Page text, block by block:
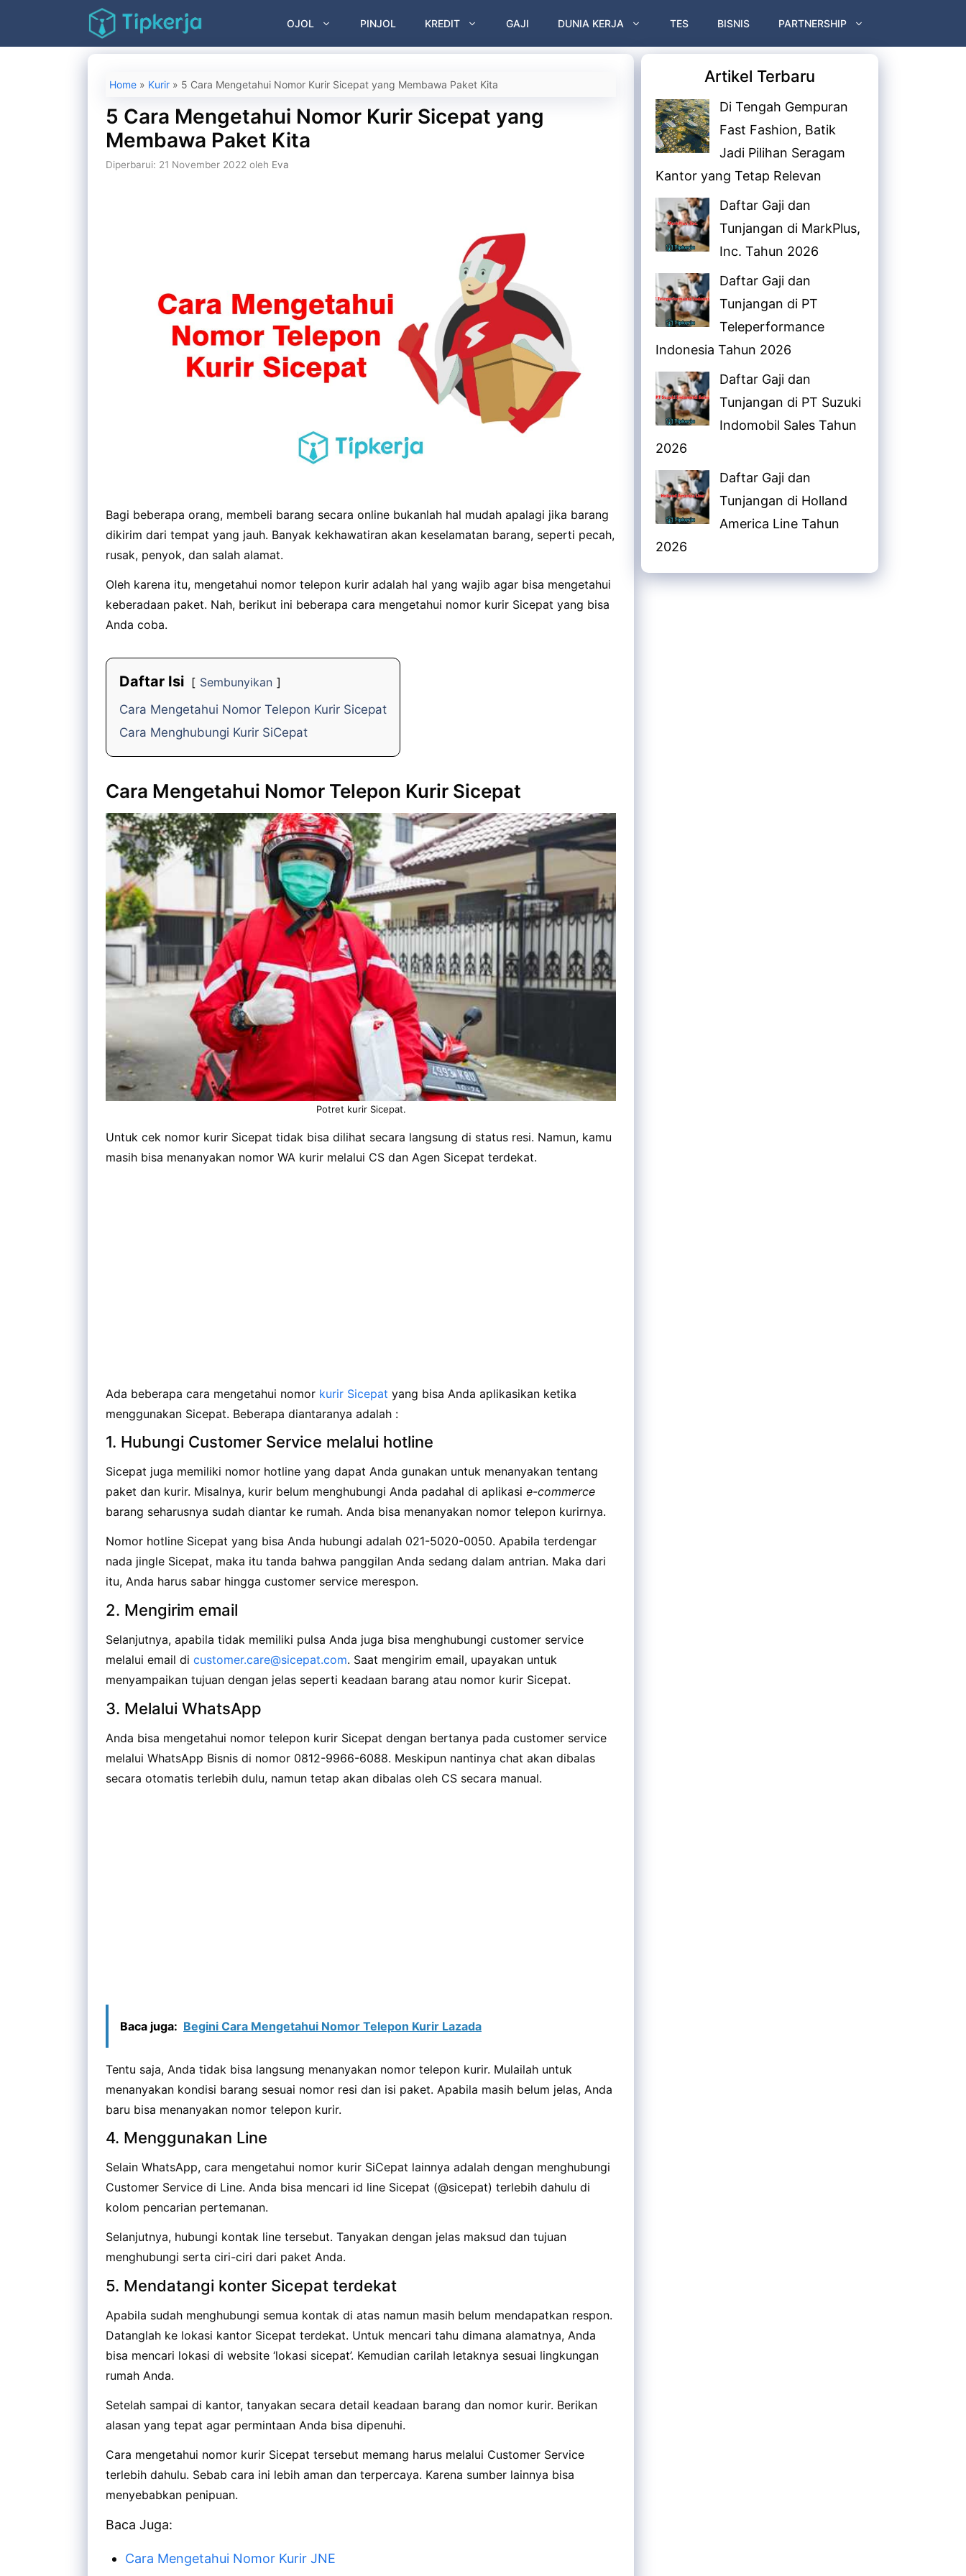
isi
OJOL PINJOL KREDIT GAJI DUNIA KERJA TES BISNIS PARTNERSHIP
Home » Kurir » 5 Cara Mengetahui Nomor Kurir Sicepat yang Membawa Paket Kita
5 Cara Mengetahui Nomor Kurir Sicepat yang
Membawa Paket Kita
Diperbarui: 21 November 2022 oleh Eva
Bagi beberapa orang, membeli barang secara online bukanlah hal mudah apalagi jika barang
dikirim dari tempat yang jauh. Banyak kekhawatiran akan keselamatan barang, seperti pecah,
rusak, penyok, dan salah alamat.
Oleh karena itu, mengetahui nomor telepon kurir adalah hal yang wajib agar bisa mengetahui
keberadaan paket. Nah, berikut ini beberapa cara mengetahui nomor kurir Sicepat yang bisa
Anda coba.
Daftar Isi
Sembunyikan
Cara Mengetahui Nomor Telepon Kurir Sicepat
Cara Menghubungi Kurir SiCepat
Cara Mengetahui Nomor Telepon Kurir Sicepat
Potret kurir Sicepat.
Untuk cek nomor kurir Sicepat tidak bisa dilihat secara langsung di status resi. Namun, kamu
masih bisa menanyakan nomor WA kurir melalui CS dan Agen Sicepat terdekat.
Ada beberapa cara mengetahui nomor kurir Sicepat yang bisa Anda aplikasikan ketika
menggunakan Sicepat. Beberapa diantaranya adalah :
1. Hubungi Customer Service melalui hotline
Sicepat juga memiliki nomor hotline yang dapat Anda gunakan untuk menanyakan tentang
paket dan kurir. Misalnya, kurir belum menghubungi Anda padahal di aplikasi e-commerce
barang seharusnya sudah diantar ke rumah. Anda bisa menanyakan nomor telepon kurirnya.
Nomor hotline Sicepat yang bisa Anda hubungi adalah 021-5020-0050. Apabila terdengar
nada jingle Sicepat, maka itu tanda bahwa panggilan Anda sedang dalam antrian. Maka dari
itu, Anda harus sabar hingga customer service merespon.
2. Mengirim email
Selanjutnya, apabila tidak memiliki pulsa Anda juga bisa menghubungi customer service
melalui email di customer.care@sicepat.com. Saat mengirim email, upayakan untuk
menyampaikan tujuan dengan jelas seperti keadaan barang atau nomor kurir Sicepat.
3. Melalui WhatsApp
Anda bisa mengetahui nomor telepon kurir Sicepat dengan bertanya pada customer service
melalui WhatsApp Bisnis di nomor 0812-9966-6088. Meskipun nantinya chat akan dibalas
secara otomatis terlebih dulu, namun tetap akan dibalas oleh CS secara manual.
Baca juga: Begini Cara Mengetahui Nomor Telepon Kurir Lazada
Tentu saja, Anda tidak bisa langsung menanyakan nomor telepon kurir. Mulailah untuk
menanyakan kondisi barang sesuai nomor resi dan isi paket. Apabila masih belum jelas, Anda
baru bisa menanyakan nomor telepon kurir.
4. Menggunakan Line
Selain WhatsApp, cara mengetahui nomor kurir SiCepat lainnya adalah dengan menghubungi
Customer Service di Line. Anda bisa mencari id line Sicepat (@sicepat) terlebih dahulu di
kolom pencarian pertemanan.
Selanjutnya, hubungi kontak line tersebut. Tanyakan dengan jelas maksud dan tujuan
menghubungi serta ciri-ciri dari paket Anda.
5. Mendatangi konter Sicepat terdekat
Apabila sudah menghubungi semua kontak di atas namun masih belum mendapatkan respon.
Datanglah ke lokasi kantor Sicepat terdekat. Untuk mencari tahu dimana alamatnya, Anda
bisa mencari lokasi di website ‘lokasi sicepat’. Kemudian carilah letaknya sesuai lingkungan
rumah Anda.
Setelah sampai di kantor, tanyakan secara detail keadaan barang dan nomor kurir. Berikan
alasan yang tepat agar permintaan Anda bisa dipenuhi.
Cara mengetahui nomor kurir Sicepat tersebut memang harus melalui Customer Service
terlebih dahulu. Sebab cara ini lebih aman dan terpercaya. Karena sumber lainnya bisa
menyebabkan penipuan.
Baca Juga:
Cara Mengetahui Nomor Kurir JNE
Artikel Terbaru
Di Tengah Gempuran
Fast Fashion, Batik
Jadi Pilihan Seragam
Kantor yang Tetap Relevan
Daftar Gaji dan
Tunjangan di MarkPlus,
Inc. Tahun 2026
Daftar Gaji dan
Tunjangan di PT
Teleperformance
Indonesia Tahun 2026
Daftar Gaji dan
Tunjangan di PT Suzuki
Indomobil Sales Tahun
2026
Daftar Gaji dan
Tunjangan di Holland
America Line Tahun
2026